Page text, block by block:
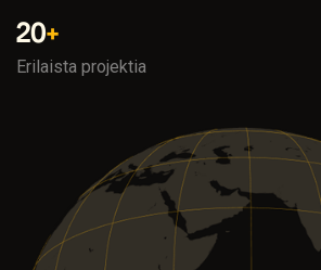
20+
Erilaista projektia